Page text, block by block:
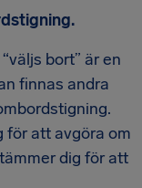
bort” är en
finnas andra
för att avgöra om
dig för att